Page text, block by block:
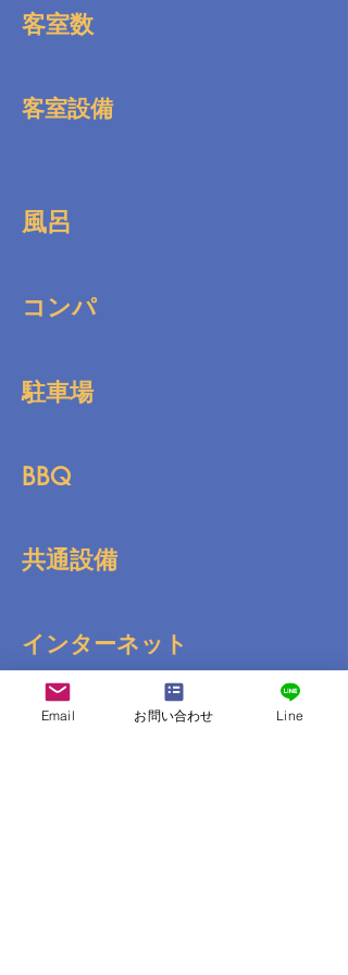
客室数
客室設備
風呂
コンパ
駐車場
BBQ
共通設備
インターネット
送迎
Email お問い合わせ Line